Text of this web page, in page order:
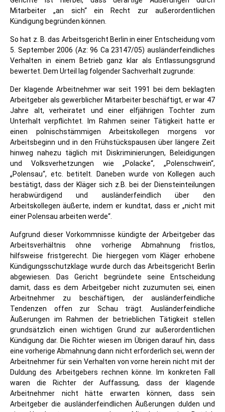
Mitarbeiter „an sich“ ein Recht zur außerordentlichen
Kündigung begründen können.
So hat z. B. das Arbeitsgericht Berlin in einer Entscheidung vom
5. September 2006 (Az: 96 Ca 23147/05) ausländerfeindliches
Verhalten in einem Betrieb ganz klar als Entlassungsgrund
bewertet. Dem Urteil lag folgender Sachverhalt zugrunde:
Der klagende Arbeitnehmer war seit 1991 bei dem beklagten
Arbeitgeber als gewerblicher Mitarbeiter beschäftigt, er war 47
Jahre alt, verheiratet und einer elfjährigen Tochter zum
Unterhalt verpflichtet. Im Rahmen seiner Tätigkeit hatte er
einen polnischstämmigen Arbeitskollegen morgens vor
Arbeitsbeginn und in den Frühstückspausen über längere Zeit
hinweg nahezu täglich mit Diskriminierungen, Beleidigungen
und Volksverhetzungen wie „Polacke“, „Polenschwein“,
„Polensau“, etc. betitelt. Daneben wurde von Kollegen auch
bestätigt, dass der Kläger sich z.B. bei der Diensteinteilungen
herabwürdigend und ausländerfeindlich über den
Arbeitskollegen äußerte, indem er kundtat, dass er „nicht mit
einer Polensau arbeiten werde“.
Aufgrund dieser Vorkommnisse kündigte der Arbeitgeber das
Arbeitsverhältnis ohne vorherige Abmahnung fristlos,
hilfsweise fristgerecht. Die hiergegen vom Kläger erhobene
Kündigungsschutzklage wurde durch das Arbeitsgericht Berlin
abgewiesen. Das Gericht begründete seine Entscheidung
damit, dass es dem Arbeitgeber nicht zuzumuten sei, einen
Arbeitnehmer zu beschäftigen, der ausländerfeindliche
Tendenzen offen zur Schau trägt. Ausländerfeindliche
Äußerungen im Rahmen der betrieblichen Tätigkeit stellen
grundsätzlich einen wichtigen Grund zur außerordentlichen
Kündigung dar. Die Richter wiesen im Übrigen darauf hin, dass
eine vorherige Abmahnung dann nicht erforderlich sei, wenn der
Arbeitnehmer für sein Verhalten von vorne herein nicht mit der
Duldung des Arbeitgebers rechnen könne. Im konkreten Fall
waren die Richter der Auffassung, dass der klagende
Arbeitnehmer nicht hätte erwarten können, dass sein
Arbeitgeber die ausländerfeindlichen Äußerungen dulden und